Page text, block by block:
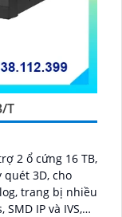
T
2 ổ cứng 16 TB,
3D, cho
trang bị nhiều
IP và IVS,